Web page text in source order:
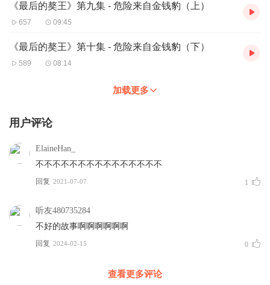
《最后的獒王》第九集 - 危险来自金钱豹（上）
657 09:45
《最后的獒王》第十集 - 危险来自金钱豹（下）
589 08:14
加载更多
用户评论
ElaineHan_
不不不不不不不不不不不不不不不
回复 2021-07-07 1
听友480735284
不好的故事啊啊啊啊啊啊
回复 2024-02-15 0
查看更多评论